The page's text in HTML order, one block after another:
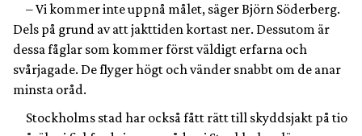
– Vi kommer inte uppnå målet, säger Björn Söderberg.
Dels på grund av att jakttiden kortast ner. Dessutom är
dessa fåglar som kommer först väldigt erfarna och
svårjagade. De flyger högt och vänder snabbt om de anar
minsta oråd.
Stockholms stad har också fått rätt till skyddsjakt på tio